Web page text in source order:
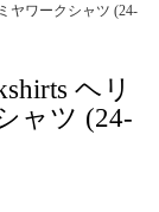
ヤワークシャツ (24-
ヘリ
ャツ (24-